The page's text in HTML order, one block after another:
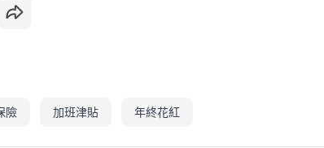
險 加班津貼 年終花紅